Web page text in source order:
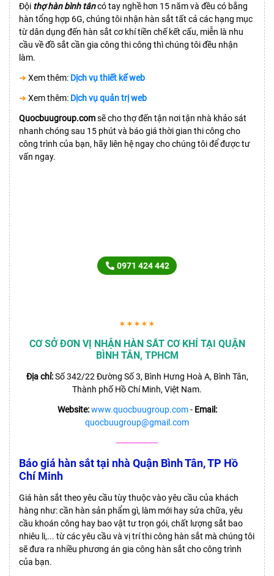
Đội thợ hàn bình tâncó tay nghề hơn 15 năm và đều có bằng
hàn tổng hợp 6G, chúng tôi nhận hàn sắt tất cả các hạng mục
từ dân dụng đến hàn sắt cơ khí tiền chế kết cấu, miễn là nhu
cầu về đồ sắt cần gia công thi công thì chúng tôi đều nhận
làm.
➜ Xem thêm: Dịch vụ thiết kế web
➜ Xem thêm: Dịch vụ quản trị web
Quocbuugroup.comsẽ cho thợ đến tận nơi tận nhà khảo sát
nhanh chóng sau 15 phút và báo giá thời gian thi công cho
công trình của bạn, hãy liên hệ ngay cho chúng tôi để được tư
vấn ngay.
0971 424 442
✶✶✶✶✶
CƠ SỞ ĐƠN VỊ NHẬN HÀN SẮT CƠ KHÍ TẠI QUẬN
BÌNH TÂN, TPHCM
Địa chỉ:Số 342/22 Đường Số 3, Bình Hưng Hoà A, Bình Tân,
Thành phố Hồ Chí Minh, Việt Nam.
Website: www.quocbuugroup.com- Email:
quocbuugroup@gmail.com
-----------------
Báo giá hàn sắt tại nhà Quận Bình Tân, TP Hồ
Chí Minh
Giá hàn sắt theo yêu cầu tùy thuộc vào yêu cầu của khách
hàng như: cần hàn sản phẩm gì, làm mới hay sửa chữa, yêu
cầu khoán công hay bao vật tư trọn gói, chất lượng sắt bao
nhiêu li,... từ các yêu cầu và vị trí thi công hàn sắt mà chúng tôi
sẽ đưa ra nhiều phương án gia công hàn sắt cho công trình
của bạn.